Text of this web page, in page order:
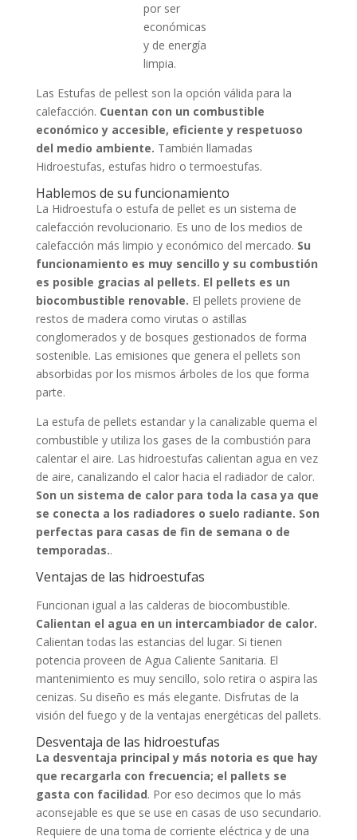
por ser
económicas
y de energía
limpia.
Las Estufas de pellest son la opción válida para la
calefacción. Cuentan con un combustible
económico y accesible, eficiente y respetuoso
del medio ambiente. También llamadas
Hidroestufas, estufas hidro o termoestufas.
Hablemos de su funcionamiento
La Hidroestufa o estufa de pellet es un sistema de
calefacción revolucionario. Es uno de los medios de
calefacción más limpio y económico del mercado. Su
funcionamiento es muy sencillo y su combustión
es posible gracias al pellets. El pellets es un
biocombustible renovable. El pellets proviene de
restos de madera como virutas o astillas
conglomerados y de bosques gestionados de forma
sostenible. Las emisiones que genera el pellets son
absorbidas por los mismos árboles de los que forma
parte.
La estufa de pellets estandar y la canalizable quema el
combustible y utiliza los gases de la combustión para
calentar el aire. Las hidroestufas calientan agua en vez
de aire, canalizando el calor hacia el radiador de calor.
Son un sistema de calor para toda la casa ya que
se conecta a los radiadores o suelo radiante. Son
perfectas para casas de fin de semana o de
temporadas..
Ventajas de las hidroestufas
Funcionan igual a las calderas de biocombustible.
Calientan el agua en un intercambiador de calor.
Calientan todas las estancias del lugar. Si tienen
potencia proveen de Agua Caliente Sanitaria. El
mantenimiento es muy sencillo, solo retira o aspira las
cenizas. Su diseño es más elegante. Disfrutas de la
visión del fuego y de la ventajas energéticas del pallets.
Desventaja de las hidroestufas
La desventaja principal y más notoria es que hay
que recargarla con frecuencia; el pallets se
gasta con facilidad. Por eso decimos que lo más
aconsejable es que se use en casas de uso secundario.
Requiere de una toma de corriente eléctrica y de una